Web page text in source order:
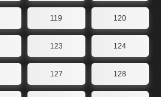
119 120
123 124
127 128